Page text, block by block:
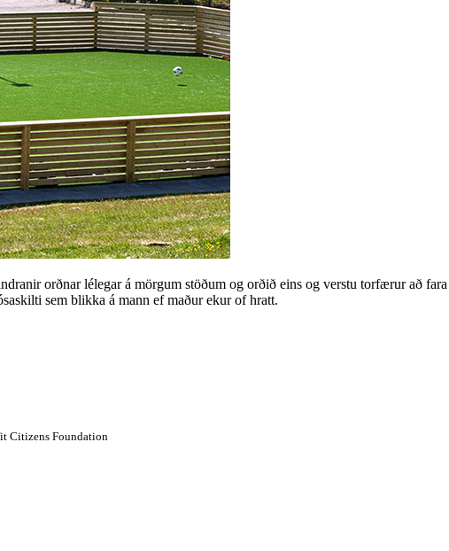
orðnar lélegar á mörgum stöðum og orðið eins og verstu torfærur að
sem blikka á mann ef maður ekur of hratt.
Citizens Foundation